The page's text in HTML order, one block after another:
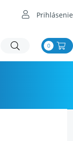
Prihlásenie
0